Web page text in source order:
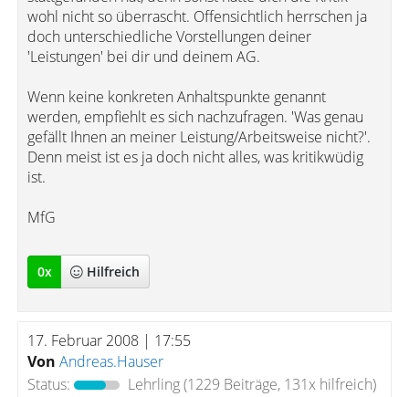
wohl nicht so überrascht. Offensichtlich herrschen ja
doch unterschiedliche Vorstellungen deiner
'Leistungen' bei dir und deinem AG.
Wenn keine konkreten Anhaltspunkte genannt
werden, empfiehlt es sich nachzufragen. 'Was genau
gefällt Ihnen an meiner Leistung/Arbeitsweise nicht?'.
Denn meist ist es ja doch nicht alles, was kritikwüdig
ist.
MfG
0x Hilfreich
17. Februar 2008 | 17:55
Von Andreas.Hauser
Status:
Lehrling(1229 Beiträge, 131x hilfreich)